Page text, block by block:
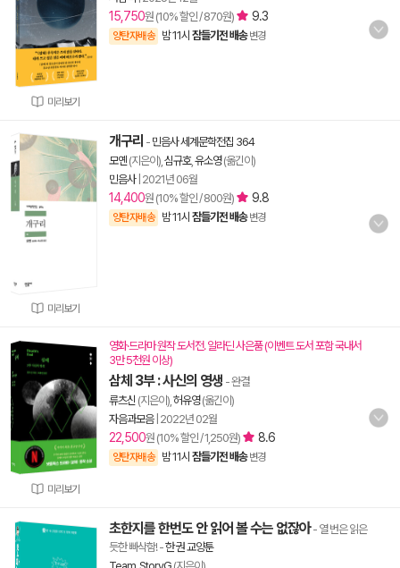
미리보기
15,750원 (10% 할인 / 870원) 9.3
양탄자배송 밤 11시 잠들기전 배송 변경
미리보기
개구리 - 민음사 세계문학전집 364
모옌 (지은이), 심규호, 유소영(옮긴이)
민음사| 2021년 06월
14,400원 (10% 할인 / 800원) 9.8
양탄자배송 밤 11시 잠들기전 배송 변경
미리보기
영화·드라마 원작 도서전. 알라딘 사은품 (이벤트 도서 포함 국내서
3만 5천원 이상)
삼체 3부 : 사신의 영생 - 완결
류츠신 (지은이), 허유영(옮긴이)
자음과모음| 2022년 02월
22,500원 (10% 할인 / 1,250원) 8.6
양탄자배송 밤 11시 잠들기전 배송 변경
초한지를 한번도 안 읽어 볼 수는 없잖아- 열 번은 읽은
듯한 빠삭함!-한 권 교양툰